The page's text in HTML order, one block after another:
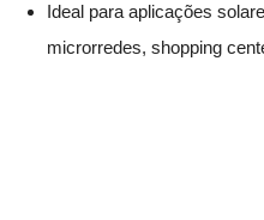
Ideal para aplicações
microrredes, shopping